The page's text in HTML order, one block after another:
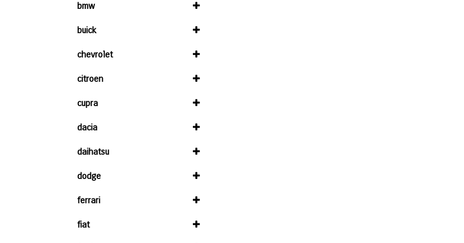
bmw
buick
chevrolet
citroen
cupra
dacia
daihatsu
dodge
ferrari
fiat